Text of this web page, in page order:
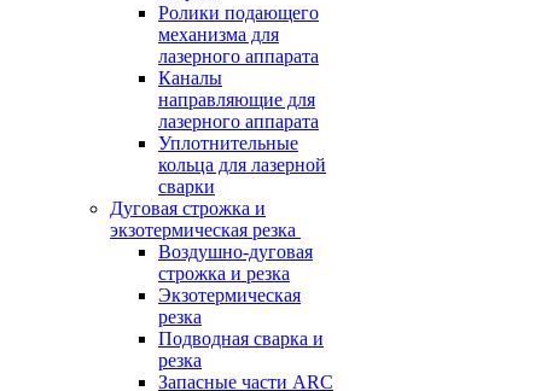
Ролики подающего
механизма для
лазерного аппарата
Каналы
направляющие для
лазерного аппарата
Уплотнительные
кольца для лазерной
сварки
Дуговая строжка и
экзотермическая резка
Воздушно-дуговая
строжка и резка
Экзотермическая
резка
Подводная сварка и
резка
Запасные части ARC